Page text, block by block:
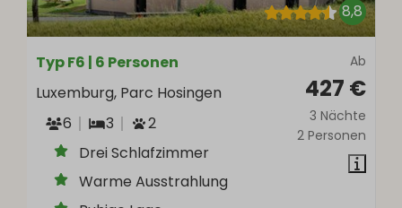
8,8
Ab
427 €
3 Nächte
2 Personen
Typ F6 | 6 Personen
Luxemburg, Parc Hosingen
6
3
2
Drei Schlafzimmer
Warme Ausstrahlung